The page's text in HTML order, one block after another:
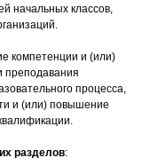
начальных классов,
компетенции и (или)
преподавания
процесса,
и (или) повышение
разделов: